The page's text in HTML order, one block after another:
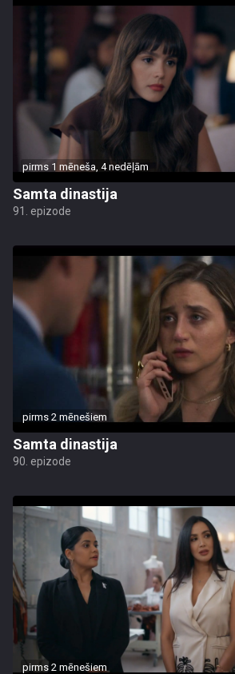
pirms 1 mēneša, 4 nedēļām
Samta dinastija
91. epizode
pirms 2 mēnešiem
Samta dinastija
90. epizode
pirms 2 mēnešiem